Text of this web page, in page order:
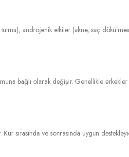
androjenik etkiler (akne, saç
bağlı olarak değişir. Genellikle
sırasında ve sonrasında uygun